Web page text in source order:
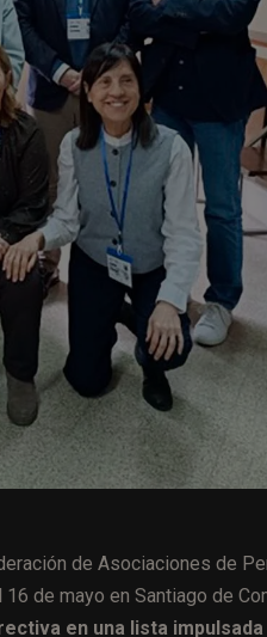
de Asociaciones de
de mayo en Santiago de
en una lista